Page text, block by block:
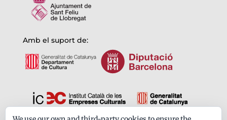
Amb el suport de: